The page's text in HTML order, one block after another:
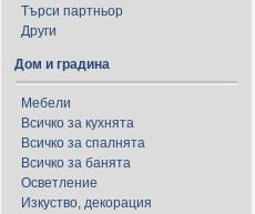
Търси партньор
Други
Дом и градина
Мебели
Всичко за кухнята
Всичко за спалнята
Всичко за банята
Осветление
Изкуство, декорация